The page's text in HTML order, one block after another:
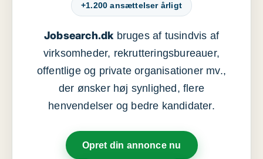
+1.200 ansættelser årligt
Jobsearch.dkbruges af tusindvis af
virksomheder, rekrutteringsbureauer,
offentlige og private organisationer mv.,
der ønsker høj synlighed, flere
henvendelser og bedre kandidater.
Opret din annonce nu